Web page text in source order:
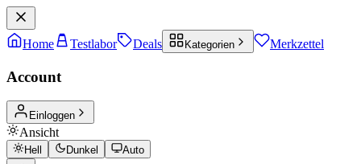
Home Testlabor Deals Kategorien Merkzettel
Account
Einloggen
Ansicht
Hell Dunkel Auto